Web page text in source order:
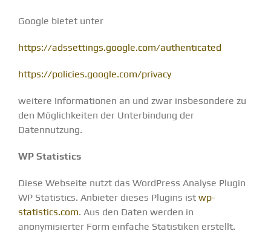
Google bietet unter
https://adssettings.google.com/authenticated
https://policies.google.com/privacy
weitere Informationen an und zwar insbesondere zu
den Möglichkeiten der Unterbindung der
Datennutzung.
WP Statistics
Diese Webseite nutzt das WordPress Analyse Plugin
WP Statistics. Anbieter dieses Plugins ist wp-
statistics.com. Aus den Daten werden in
anonymisierter Form einfache Statistiken erstellt.